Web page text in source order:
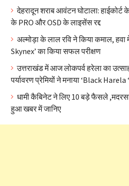
देहरादून शराब आवंटन घोटाला:
के PRO और OSD के लाइसेंस रद्द
अल्मोड़ा के लाल रवि ने किया कमाल, हवा
Skynex’ का किया सफल परीक्षण
उत्तराखंड में आज लोकपर्व हरेला का
पर्यावरण प्रेमियों ने मनाया ‘Black Harela ‘
धामी कैबिनेट ने लिए 10 बड़े फैसले ,मदरसा
हुआ खबर में जानिए